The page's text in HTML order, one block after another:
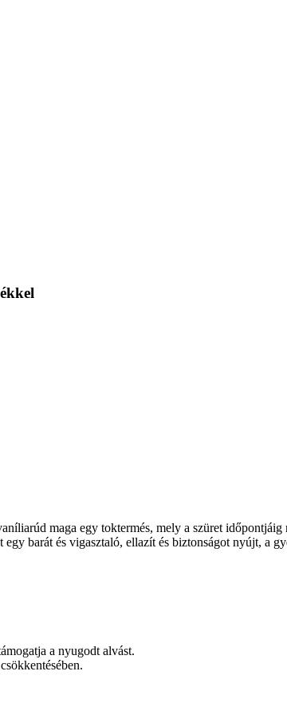
maga egy toktermés, mely a szüret
barát és vigasztaló, ellazít és biztonságot nyújt, a
a nyugodt alvást.